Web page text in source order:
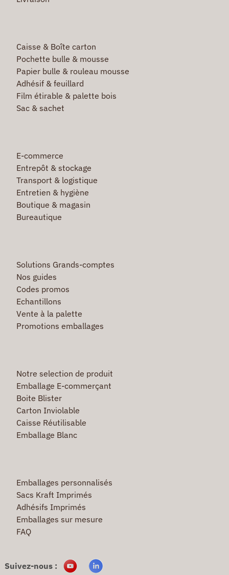
Caisse & Boîte carton
Pochette bulle & mousse
Papier bulle & rouleau mousse
Adhésif & feuillard
Film étirable & palette bois
Sac & sachet
E-commerce
Entrepôt & stockage
Transport & logistique
Entretien & hygiène
Boutique & magasin
Bureautique
Solutions Grands-comptes
Nos guides
Codes promos
Echantillons
Vente à la palette
Promotions emballages
Notre selection de produit
Emballage E-commerçant
Boite Blister
Carton Inviolable
Caisse Réutilisable
Emballage Blanc
Emballages personnalisés
Sacs Kraft Imprimés
Adhésifs Imprimés
Emballages sur mesure
FAQ
Suivez-nous :